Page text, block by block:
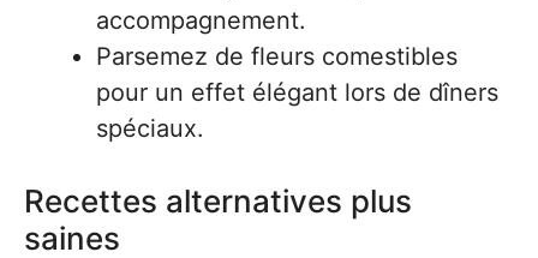
accompagnement.
Parsemez de fleurs comestibles
pour un effet élégant lors de dîners
spéciaux.
Recettes alternatives plus
saines